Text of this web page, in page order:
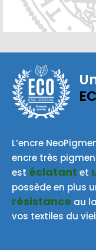
BASE AQUEUSE
L’encre
encre très
est éclatant et
possède en plus
résistance au
vos textiles du